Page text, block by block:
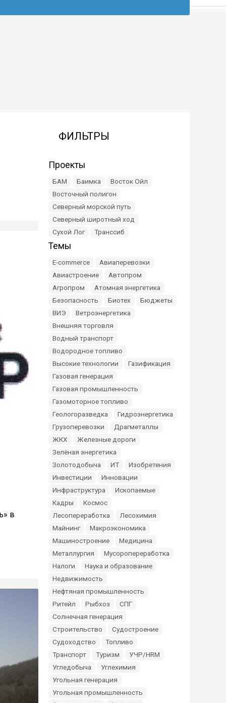
в
ФИЛЬТРЫ
Проекты
БАМ Баимка
Восток Ойл
Восточный полигон
Северный морской путь
Северный широтный ход
Сухой Лог
Транссиб
Темы
E-commerce
Авиаперевозки
Авиастроение
Автопром
Агропром
Атомная энергетика
Безопасность
Биотех
Бюджеты
ВИЭ
Ветроэнергетика
Внешняя торговля
Водный транспорт
Водородное топливо
Высокие технологии
Газификация
Газовая генерация
Газовая промышленность
Газомоторное топливо
Геологоразведка
Гидроэнергетика
Грузоперевозки
Драгметаллы
ЖКХ
Железные дороги
Зелёная энергетика
Золотодобыча
ИТ
Изобретения
Инвестиции
Инновации
Инфраструктура
Ископаемые
Кадры
Космос
Лесопереработка
Лесохимия
Майнинг
Макроэкономика
Машиностроение
Медицина
Металлургия
Мусоропереработка
Налоги
Наука и образование
Недвижимость
Нефтяная промышленность
Ритейл
Рыбхоз
СПГ
Солнечная генерация
Строительство
Судостроение
Судоходство
Топливо
Транспорт
Туризм
УЧР/HRM
Угледобыча
Углехимия
Угольная генерация
Угольная промышленность